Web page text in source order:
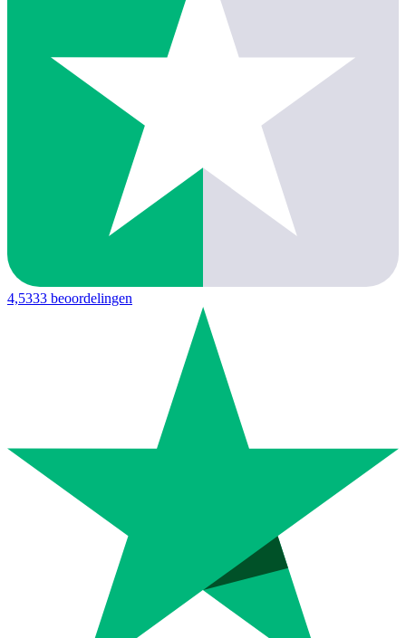
4,5333 beoordelingen